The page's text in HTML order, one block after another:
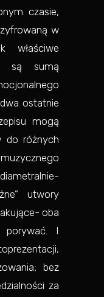
czasie,
w
właściwe
są sumą
ostatnie
mogą
do różnych
utwory
oba
porywać. I
bez
za